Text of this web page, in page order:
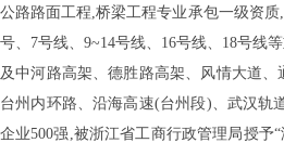
公路路面工程,桥梁工程专业承包一级资
号、7号线、9~14号线、16号线、18号线
及中河路高架、德胜路高架、风情大道
台州内环路、沿海高速(台州段)、武汉轨
企业500强,被浙江省工商行政管理局授予